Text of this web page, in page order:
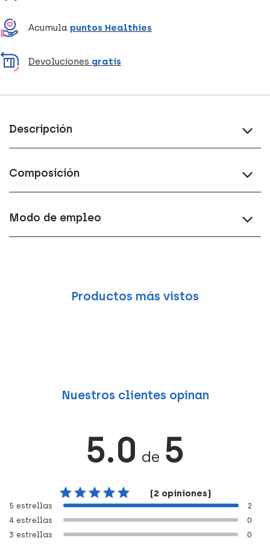
Acumula puntos Healthies
Devoluciones gratis
Descripción
Composición
Modo de empleo
Productos más vistos
Nuestros clientes opinan
5.0 de 5
(2 opiniones)
3 estrellas 0
4 estrellas 0
5 estrellas 2